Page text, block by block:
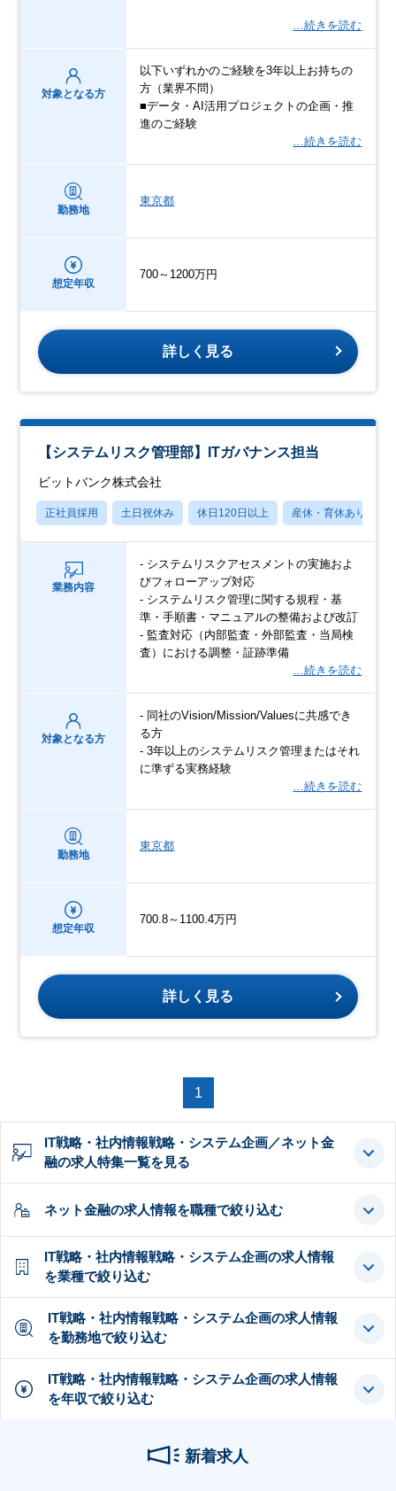
…続きを読む
対象となる方
以下いずれかのご経験を3年以上お持ちの
方（業界不問）
■データ・AI活用プロジェクトの企画・推
進のご経験
…続きを読む
勤務地
東京都
想定年収
700～1200万円
詳しく見る
【システムリスク管理部】ITガバナンス担当
ビットバンク株式会社
正社員採用 土日祝休み 休日120日以上 産休・育休あり
業務内容
- システムリスクアセスメントの実施およ
びフォローアップ対応
- システムリスク管理に関する規程・基
準・手順書・マニュアルの整備および改訂
- 監査対応（内部監査・外部監査・当局検
査）における調整・証跡準備
…続きを読む
対象となる方
- 同社のVision/Mission/Valuesに共感でき
る方
- 3年以上のシステムリスク管理またはそれ
に準ずる実務経験
…続きを読む
勤務地
東京都
想定年収
700.8～1100.4万円
詳しく見る
1
IT戦略・社内情報戦略・システム企画／ネット金
融の求人特集一覧を見る
ネット金融の求人情報を職種で絞り込む
IT戦略・社内情報戦略・システム企画の求人情報
を業種で絞り込む
IT戦略・社内情報戦略・システム企画の求人情報
を勤務地で絞り込む
IT戦略・社内情報戦略・システム企画の求人情報
を年収で絞り込む
新着求人